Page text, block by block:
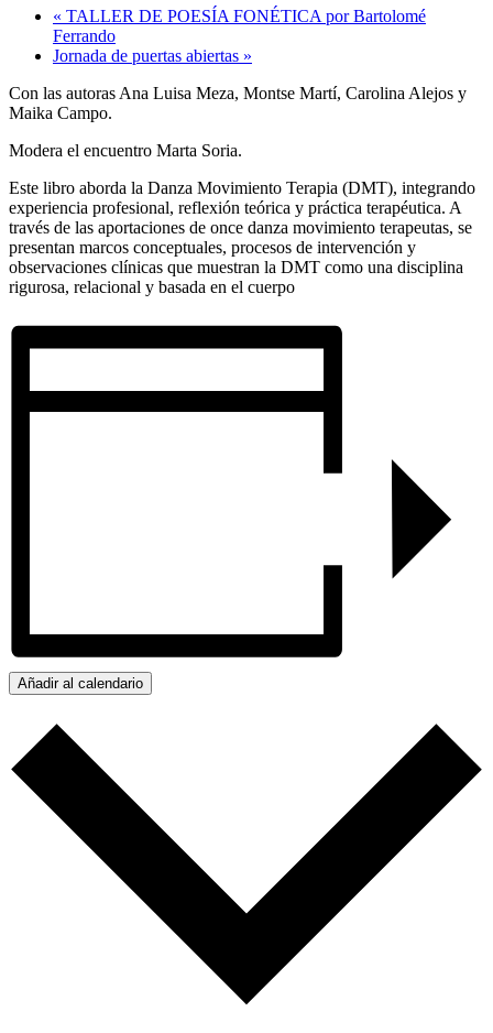
« TALLER DE POESÍA FONÉTICA por Bartolomé
Ferrando
Jornada de puertas abiertas »
Con las autoras Ana Luisa Meza, Montse Martí, Carolina Alejos y
Maika Campo.
Modera el encuentro Marta Soria.
Este libro aborda la Danza Movimiento Terapia (DMT), integrando
experiencia profesional, reflexión teórica y práctica terapéutica. A
través de las aportaciones de once danza movimiento terapeutas, se
presentan marcos conceptuales, procesos de intervención y
observaciones clínicas que muestran la DMT como una disciplina
rigurosa, relacional y basada en el cuerpo
Añadir al calendario